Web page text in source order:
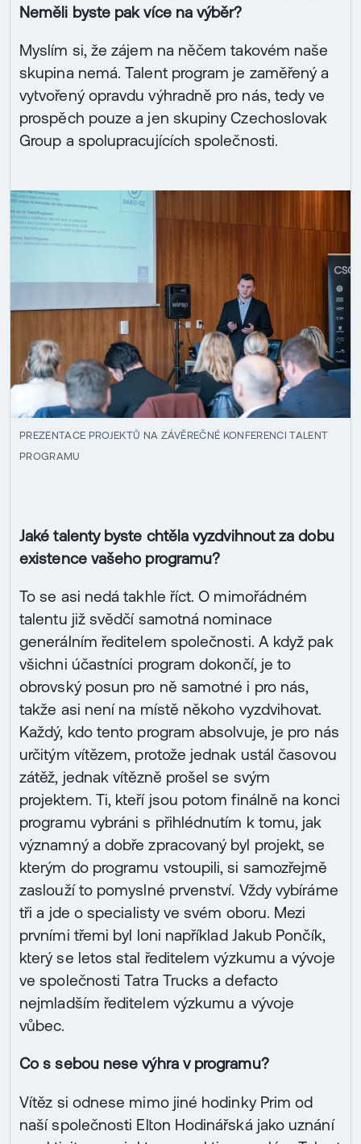
Neměli byste pak více na výběr?
Myslím si, že zájem na něčem takovém naše
skupina nemá. Talent program je zaměřený a
vytvořený opravdu výhradně pro nás, tedy ve
prospěch pouze a jen skupiny Czechoslovak
Group a spolupracujících společnosti.
PREZENTACE PROJEKTŮ NA ZÁVĚREČNÉ KONFERENCI TALENT
PROGRAMU
Jaké talenty byste chtěla vyzdvihnout za dobu
existence vašeho programu?
To se asi nedá takhle říct. O mimořádném
talentu již svědčí samotná nominace
generálním ředitelem společnosti. A když pak
všichni účastníci program dokončí, je to
obrovský posun pro ně samotné i pro nás,
takže asi není na místě někoho vyzdvihovat.
Každý, kdo tento program absolvuje, je pro nás
určitým vítězem, protože jednak ustál časovou
zátěž, jednak vítězně prošel se svým
projektem. Ti, kteří jsou potom finálně na konci
programu vybráni s přihlédnutím k tomu, jak
významný a dobře zpracovaný byl projekt, se
kterým do programu vstoupili, si samozřejmě
zaslouží to pomyslné prvenství. Vždy vybíráme
tři a jde o specialisty ve svém oboru. Mezi
prvními třemi byl loni například Jakub Pončík,
který se letos stal ředitelem výzkumu a vývoje
ve společnosti Tatra Trucks a defacto
nejmladším ředitelem výzkumu a vývoje
vůbec.
Co s sebou nese výhra v programu?
Vítěz si odnese mimo jiné hodinky Prim od
naší společnosti Elton Hodinářská jako uznání